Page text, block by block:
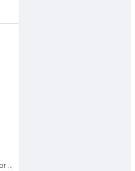
Netviel LC Connector Epoxy Simplex